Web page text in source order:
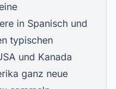
in Spanisch und
typischen
und Kanada
ganz neue